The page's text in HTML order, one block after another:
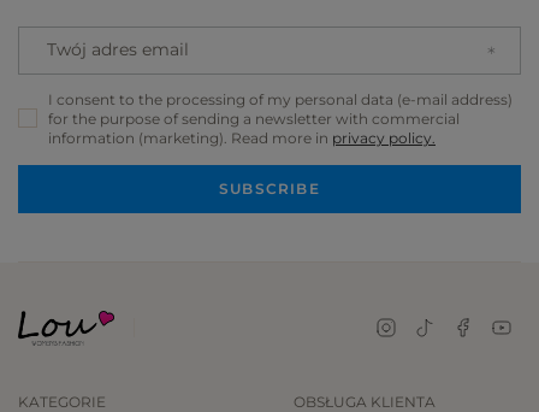
Twój adres email
I consent to the processing of my personal data (e-mail address)
for the purpose of sending a newsletter with commercial
information (marketing). Read more in privacy policy.
SUBSCRIBE
KATEGORIE OBSŁUGA KLIENTA